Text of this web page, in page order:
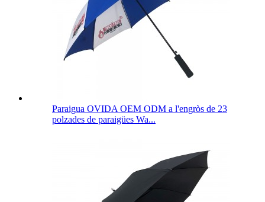
Paraigua OVIDA OEM ODM a l'engròs de 23
polzades de paraigües Wa...